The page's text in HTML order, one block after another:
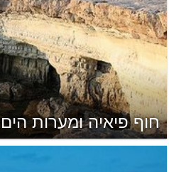
חוף פיאיה ומערות הים